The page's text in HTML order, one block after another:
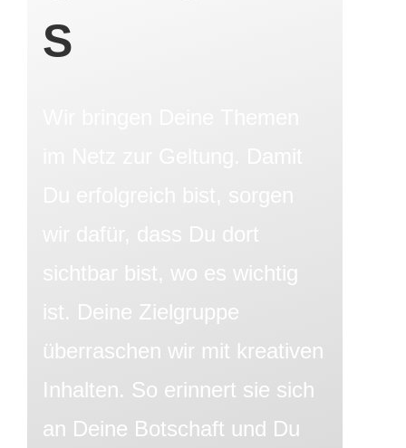
S
wir dafür, dass Du dort
sichtbar bist, wo es wichtig
ist. Deine Zielgruppe
überraschen wir mit kreativen
Inhalten. So erinnert sie sich
an Deine Botschaft und Du